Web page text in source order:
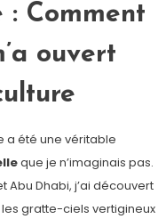
: Comment
ouvert
a été une véritable
que je n’imaginais pas.
Abu Dhabi, j’ai découvert
gratte-ciels vertigineux